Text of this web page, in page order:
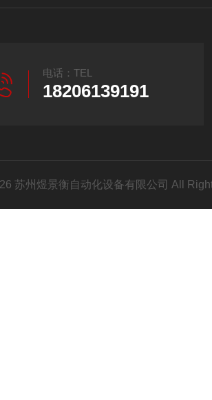
电话：TEL
18206139191
苏州煜景衡自动化设备有限公司 All